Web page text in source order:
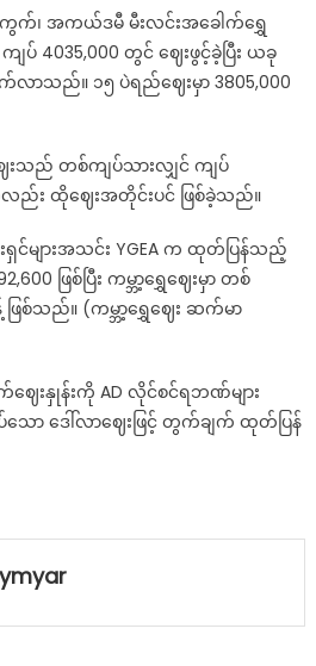
ကွက်၊ အကယ်ဒမီ မီးလင်းအခေါက်ရွှေ
4035,000 တွင် ​ဈေးဖွင့်ခဲ့ပြီး ယခု
ာသည်။ ၁၅ ပဲရည်​ဈေးမှာ 3805,000
ေးသည် တစ်ကျပ်သားလျှင် ကျပ်
လည်း ထိုဈေးအတိုင်းပင် ဖြစ်ခဲ့သည်။
င်များအသင်း YGEA က ထုတ်ပြန်သည့်
ဖြစ်ပြီး ကမ္ဘာ့ရွှေဈေးမှာ တစ်
ဖြစ်သည်။ (ကမ္ဘာ့ရွှေဈေး ဆက်မာ​​
ေးနှုန်းကို AD လိုင်စင်ရဘဏ်များ
သော ဒေါ်လာဈေးဖြင့် တွက်ချက် ထုတ်ပြန်